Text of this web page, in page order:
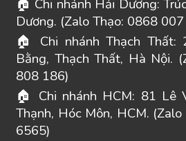
🏠 Chi nhánh Hải Dương:
Dương. (Zalo Thạo: 0868
🏠 Chi nhánh Thạch
Bằng, Thạch Thất, Hà Nội.
808 186)
🏠
Chi nhánh HCM: 81 Lê
Thạnh, Hóc Môn, HCM.
6565)